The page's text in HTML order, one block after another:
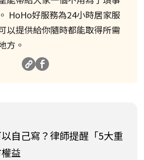
HoHo好服務為24小時居家服
以提供給你隨時都能取得所需
方。
自己寫？律師提醒「5大重
益